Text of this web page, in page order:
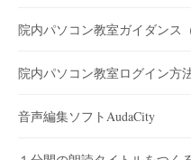
院内パソコン教室ガイダンス
院内パソコン教室ログイン方
音声編集ソフトAudaCity